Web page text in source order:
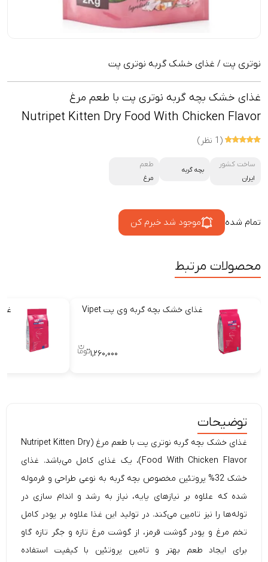
نوتری پت / غذای خشک گربه نوتری پت
غذای خشک بچه گربه نوتری پت با طعم مرغ
Nutripet Kitten Dry Food With Chicken Flavor
(1 نظر)
ساخت کشور
ایران
بچه گربه
طعم
مرغ
تمام شده موجود شد خبرم کن
محصولات مرتبط
غذای خشک بچه گربه وی پت Vipet
۱,۲۶۰,۰۰۰
توضیحات
غذای خشک بچه گربه نوتری پت با طعم مرغ (Nutripet Kitten Dry
Food With Chicken Flavor)، یک غذای کامل می‌باشد. غذای
خشک 32% پروتئین مخصوص بچه گربه به نوعی طراحی و فرموله
شده که علاوه بر نیازهای پایه، نیاز به رشد و اندام سازی در
توله‌ها را نیز تامین می‌کند. در تولید این غذا علاوه بر پودر کامل
تخم مرغ و پودر گوشت قرمز، از گوشت مرغ تازه و جگر تازه گاو
برای ایجاد طعم بهتر و تامین پروتئین با کیفیت استفاده